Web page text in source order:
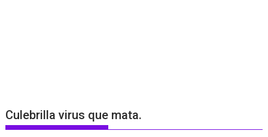
Culebrilla virus que mata.